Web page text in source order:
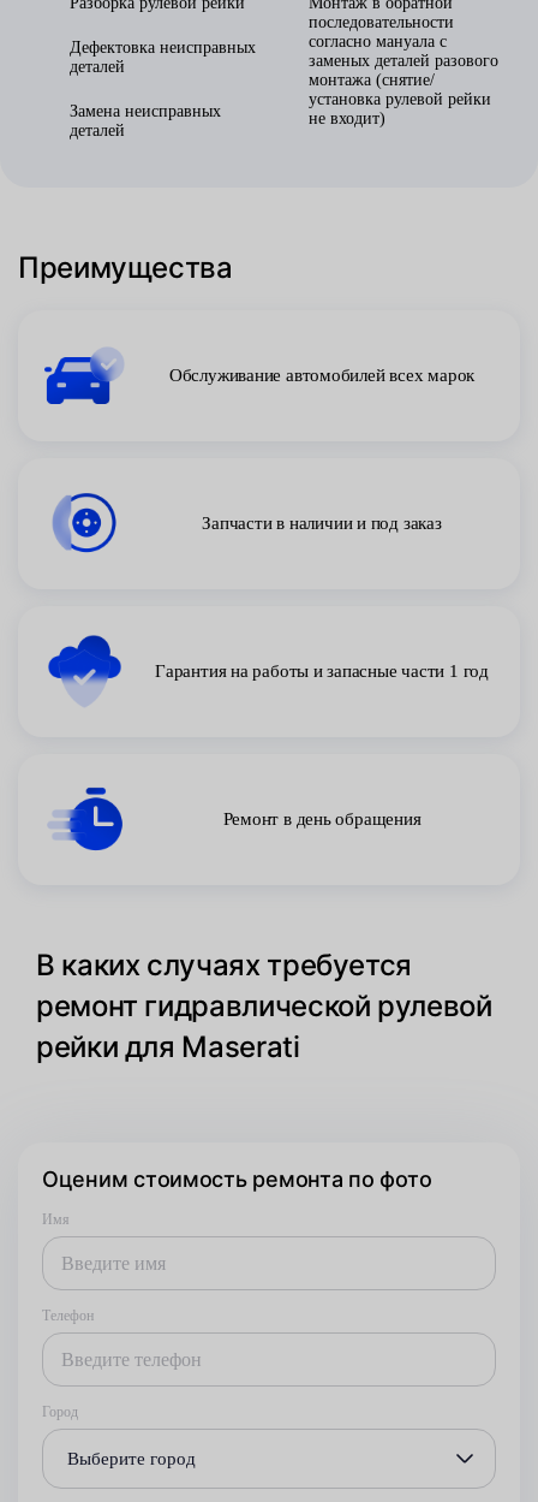
Дефектовка неисправных
деталей
Замена неисправных
деталей
последовательности
согласно мануала с
заменых деталей разового
монтажа (снятие/
установка рулевой рейки
не входит)
Преимущества
Обслуживание автомобилей всех марок
Запчасти в наличии и под заказ
Гарантия на работы и запасные части 1 год
Ремонт в день обращения
В каких случаях требуется
ремонт гидравлической рулевой
рейки для Maserati
Оценим стоимость ремонта по фото
Имя
Телефон
Город
Выберите город